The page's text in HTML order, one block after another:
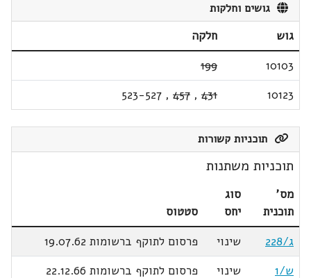
גושים וחלקות
גוש
חלקה
10103
199
10123
431
,
457
,
523-527
תוכניות קשורות
תוכניות משתנות
מס'
תוכנית
סוג
יחס
סטטוס
ג/228
שינוי
פרסום לתוקף ברשומות 19.07.62
ש/1
שינוי
פרסום לתוקף ברשומות 22.12.66